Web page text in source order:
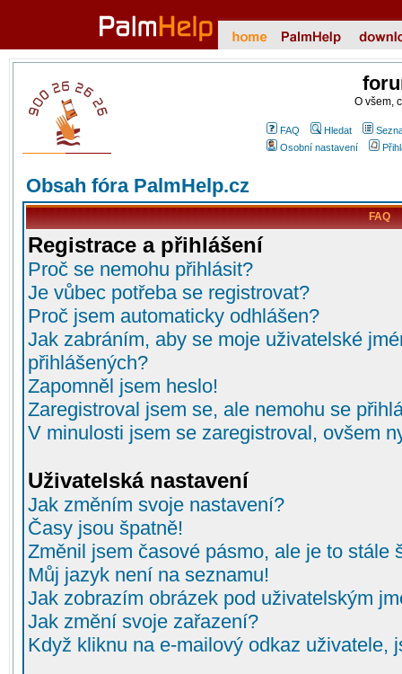
O všem,
FAQ Hledat
Osobní nastavení
Obsah fóra PalmHelp.cz
FAQ
Registrace a přihlášení
Proč se nemohu přihlásit?
Je vůbec potřeba se registrovat?
Proč jsem automaticky odhlášen?
Jak zabráním, aby se moje uživatelské
přihlášených?
Zapomněl jsem heslo!
Zaregistroval jsem se, ale nemohu se
V minulosti jsem se zaregistroval, ovšem
Uživatelská nastavení
Jak změním svoje nastavení?
Časy jsou špatně!
Změnil jsem časové pásmo, ale je to stále
Můj jazyk není na seznamu!
Jak zobrazím obrázek pod uživatelským
Jak změní svoje zařazení?
Když kliknu na e-mailový odkaz uživatele,